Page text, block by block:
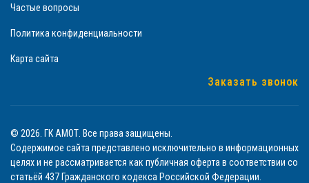
Частые вопросы
Политика конфиденциальности
Карта сайта
Заказать звонок
© 2026. ГК АМОТ. Все права защищены.
Содержимое сайта представлено исключительно в информационных
целях и не рассматривается как публичная оферта в соответствии со
статьёй 437 Гражданского кодекса Российской Федерации.